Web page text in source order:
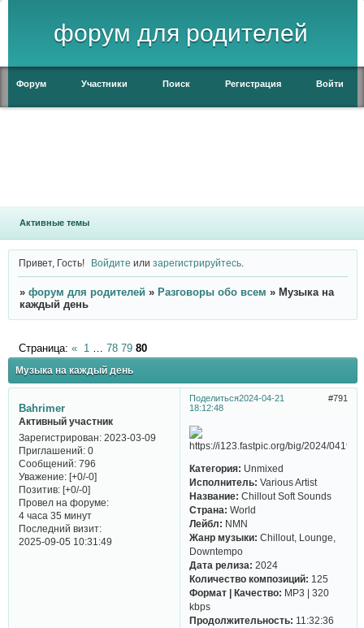
форум для родителей
Форум Участники Поиск Регистрация Войти
Активные темы
Привет, Гость! Войдите илизарегистрируйтесь
» форум для родителей » Разговоры обо всем » Музыка на
каждый день
Музыка на каждый день
Страница: « 1 78 79 80
Поделиться 791
2024-04-21
18:12:48
Bahrimer
Активный участник
Зарегистрирован: 2023-03-09
Приглашений:0
Сообщений:796
Уважение: [+0/-0]
Позитив: [+0/-0]
Провел на форуме:
4 часа 35 минут
Последний визит:
2025-09-05 10:31:49
Категория: Unmixed
Исполнитель: Various Artist
Название: Chillout Soft Sounds
Страна: World
Лейбл: NMN
Жанр музыки: Chillout, Lounge,
Downtempo
Дата релиза: 2024
Количество композиций: 125
Формат | Качество: MP3 | 320
kbps
Продолжительность: 11:32:36